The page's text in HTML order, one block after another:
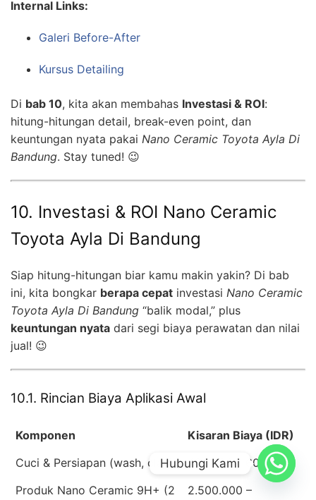
Internal Links:
Galeri Before-After
Kursus Detailing
Di bab 10, kita akan membahas Investasi & ROI:
hitung-hitungan detail, break-even point, dan
keuntungan nyata pakai Nano Ceramic Toyota Ayla Di
Bandung. Stay tuned! 😉
10. Investasi & ROI Nano Ceramic
Toyota Ayla Di Bandung
Siap hitung-hitungan biar kamu makin yakin? Di bab
ini, kita bongkar berapa cepat investasi Nano Ceramic
Toyota Ayla Di Bandung “balik modal,” plus
keuntungan nyata dari segi biaya perawatan dan nilai
jual! 😉
10.1. Rincian Biaya Aplikasi Awal
Komponen
Kisaran Biaya (IDR)
Cuci & Persiapan (wash, clay)
400.000 – 600.000
Produk Nano Ceramic 9H+ (2
2.500.000 –
Hubungi Kami